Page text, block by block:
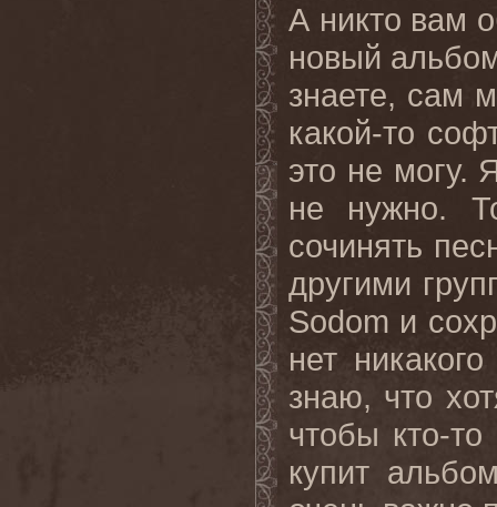
А никто вам
новый
знаете, сам
какой-то
это не могу.
не нужно.
сочинять
другими
Sodom и
нет
знаю, что
чтобы кто-
купит